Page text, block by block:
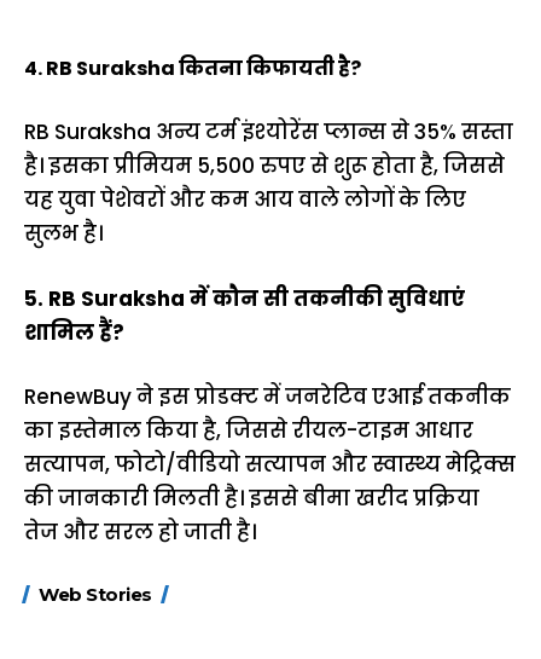
4. RB Suraksha कितना किफायती है?
RB Suraksha अन्य टर्म इंश्योरेंस प्लान्स से 35% सस्ता
है। इसका प्रीमियम 5,500 रुपए से शुरू होता है, जिससे
यह युवा पेशेवरों और कम आय वाले लोगों के लिए
सुलभ है।
5. RB Suraksha में कौन सी तकनीकी सुविधाएं
शामिल हैं?
RenewBuy ने इस प्रोडक्ट में जनरेटिव एआई तकनीक
का इस्तेमाल किया है, जिससे रीयल-टाइम आधार
सत्यापन, फोटो/वीडियो सत्यापन और स्वास्थ्य मेट्रिक्स
की जानकारी मिलती है। इससे बीमा खरीद प्रक्रिया
तेज और सरल हो जाती है।
Web Stories
FASTag के ये नए